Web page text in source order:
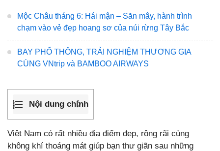
Mộc Châu tháng 6: Hái mận – Săn mây, hành trình
chạm vào vẻ đẹp hoang sơ của núi rừng Tây Bắc
BAY PHỔ THÔNG, TRẢI NGHIỆM THƯƠNG GIA
CÙNG VNtrip và BAMBOO AIRWAYS
Nội dung chính
Việt Nam có rất nhiều địa điểm đẹp, rộng rãi cùng
không khí thoáng mát giúp bạn thư giãn sau những